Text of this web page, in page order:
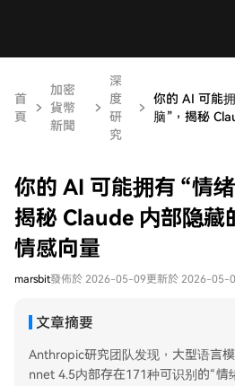
首
頁
加密
貨幣
新聞
深
度
研
究
你的 AI 可能
脑”，揭秘
你的 AI 可能拥有 “情绪
揭秘 Claude 内部隐藏
情感向量
marsbit發佈於 2026-05-09更新於 2026-05-
文章摘要
Anthropic研究团队发现，大型语言
nnet 4.5内部存在171种可识别的“情